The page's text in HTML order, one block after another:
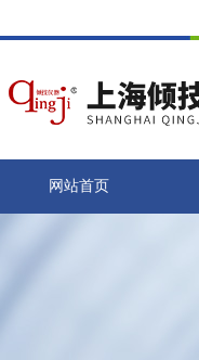
网站首页